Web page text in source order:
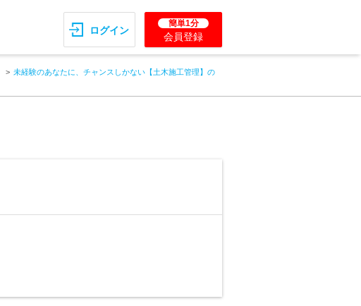
ログイン
簡単1分
会員登録
未経験のあなたに、チャンスしかない【土木施工管理】の